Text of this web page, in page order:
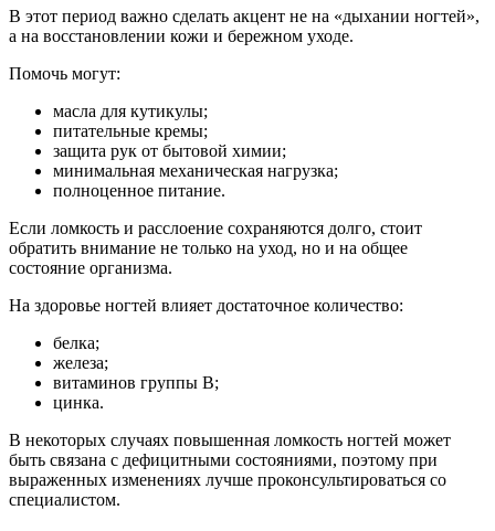
В этот период важно сделать акцент не на «дыхании ногтей»,
а на восстановлении кожи и бережном уходе.
Помочь могут:
масла для кутикулы;
питательные кремы;
защита рук от бытовой химии;
минимальная механическая нагрузка;
полноценное питание.
Если ломкость и расслоение сохраняются долго, стоит
обратить внимание не только на уход, но и на общее
состояние организма.
На здоровье ногтей влияет достаточное количество:
белка;
железа;
витаминов группы B;
цинка.
В некоторых случаях повышенная ломкость ногтей может
быть связана с дефицитными состояниями, поэтому при
выраженных изменениях лучше проконсультироваться со
специалистом.